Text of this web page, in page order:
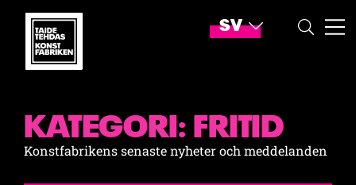
Konstfabriken – Gå till startsidan
Byt språk
Nuvarande språk:
SV SÖK
KATEGORI: FRITID
Konstfabrikens senaste nyheter och meddelanden